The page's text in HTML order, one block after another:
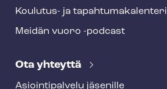
Koulutus- ja ta­pah­tu­ma­ka­len­te­ri
Meidän vuoro -podcast
Ota yhteyttä
Asioin­ti­pal­ve­lu jäsenille